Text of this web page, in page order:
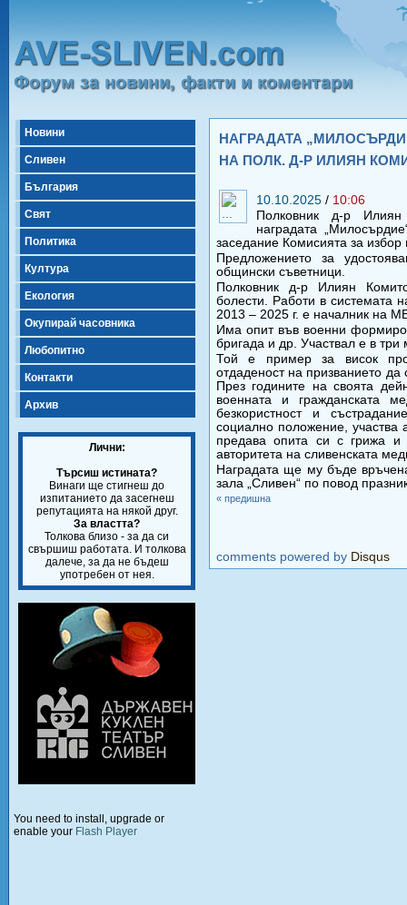
Новини
Сливен
България
Свят
Политика
Култура
Екология
Окупирай часовника
Любопитно
Контакти
Архив
Лични:
Търсиш истината?
Винаги ще стигнеш до
изпитанието да засегнеш
репутацията на някой друг.
За властта?
Толкова близо - за да си
свършиш работата. И толкова
далече, за да не бъдеш
употребен от нея.
You need to install, upgrade or
enable your Flash Player
НАГРАДАТА
НА ПОЛК. Д-Р ИЛИЯН
10.10.2025 / 10:06
Полковник д-р
наградата
заседание Комисията за избор
Предложението за
общински съветници.
Полковник д-р Илиян
болести. Работи в системата
2013 – 2025 г. е началник на
Има опит във военни
бригада и др. Участвал е в
Той е пример за висок
отдаденост на призванието
През годините на своята
военната и гражданската
безкористност и
социално положение, участва
предава опита си с грижа и
авторитета на сливенската
Наградата ще му бъде
зала „Сливен“ по повод
« предишна
comments powered by Disqus